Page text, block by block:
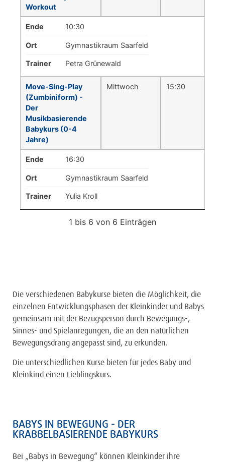
Workout
Ende 10:30
Ort Gymnastikraum Saarfeld
Trainer Petra Grünewald
Move-Sing-Play
(Zumbiniform) -
Der
Musikbasierende
Babykurs (0-4
Jahre)
Mittwoch 15:30
Ende 16:30
Ort Gymnastikraum Saarfeld
Trainer Yulia Kroll
1 bis 6 von 6 Einträgen
Die verschiedenen Babykurse bieten die Möglichkeit, die
einzelnen Entwicklungsphasen der Kleinkinder und Babys
gemeinsam mit der Bezugsperson durch Bewegungs-,
Sinnes- und Spielanregungen, die an den natürlichen
Bewegungsdrang angepasst sind, zu erkunden.
Die unterschiedlichen Kurse bieten für jedes Baby und
Kleinkind einen Lieblingskurs.
BABYS IN BEWEGUNG - DER
KRABBELBASIERENDE BABYKURS
Bei „Babys in Bewegung“ können Kleinkinder ihre